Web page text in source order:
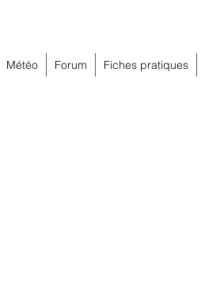
Météo Forum Fiches pratiques